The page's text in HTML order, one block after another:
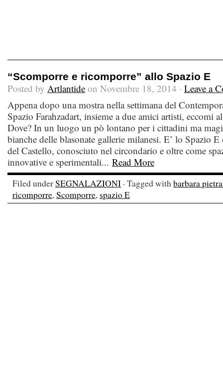
“Scomporre e ricomporre” allo Spazio E
Posted by Artlantide on Novembre 18, 2014 · Leave a
Appena dopo una mostra nella settimana del
Spazio Farahzadart, insieme a due amici artisti, eccomi
Dove? In un luogo un pò lontano per i cittadini ma
bianche delle blasonate gallerie milanesi. E’ lo Spazio
del Castello, conosciuto nel circondario e oltre come
innovative e sperimentali... Read More
Filed underSEGNALAZIONI · Tagged withbarbara
ricomporre,Scomporre, spazio E